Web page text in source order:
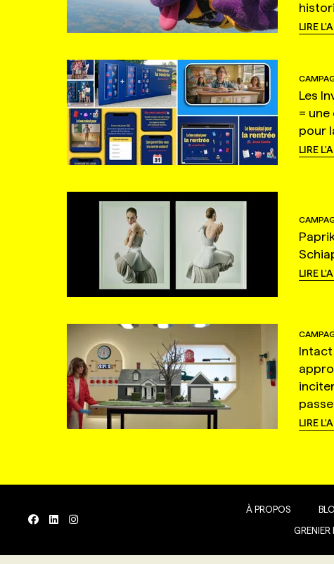
LIRE
Les
=
pour
LIRE
LIRE
Intact
LIRE
À PROPOS
GRENIER